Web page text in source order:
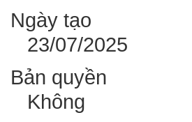
Ngày tạo
23/07/2025
Bản quyền
Không